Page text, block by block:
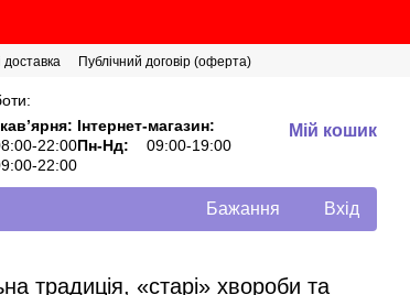
доставка
Публічний договір (оферта)
Інтернет-магазин:
22:00Пн-Нд:
09:00-19:00
22:00
Мій кошик
Бажання Вхід
традиція, «старі» хвороби та